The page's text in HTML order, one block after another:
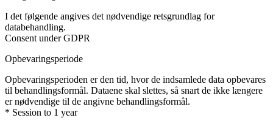
I det følgende angives det nødvendige retsgrundlag for
databehandling.
Consent under GDPR
Opbevaringsperiode
Opbevaringsperioden er den tid, hvor de indsamlede data opbevares
til behandlingsformål. Dataene skal slettes, så snart de ikke længere
er nødvendige til de angivne behandlingsformål.
* Session to 1 year